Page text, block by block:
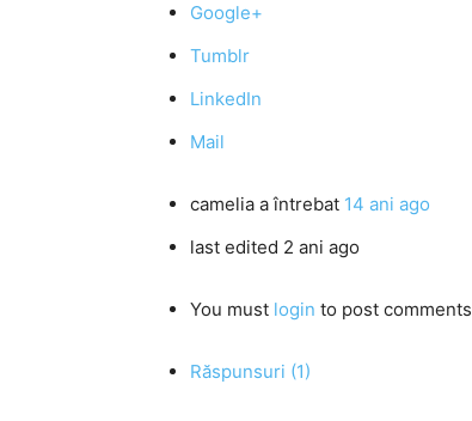
Google+
Tumblr
LinkedIn
Mail
camelia a întrebat 14 ani ago
last edited 2 ani ago
You must login to post comments
Răspunsuri (1)